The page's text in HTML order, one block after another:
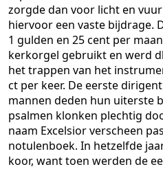
zorgde dan voor licht en
hiervoor een vaste bijdrage.
1 gulden en 25 cent per
kerkorgel gebruikt en werd
het trappen van het
ct per keer. De eerste
mannen deden hun uiterste
psalmen klonken plechtig
naam Excelsior verscheen
notulenboek. In hetzelfde
koor, want toen werden de